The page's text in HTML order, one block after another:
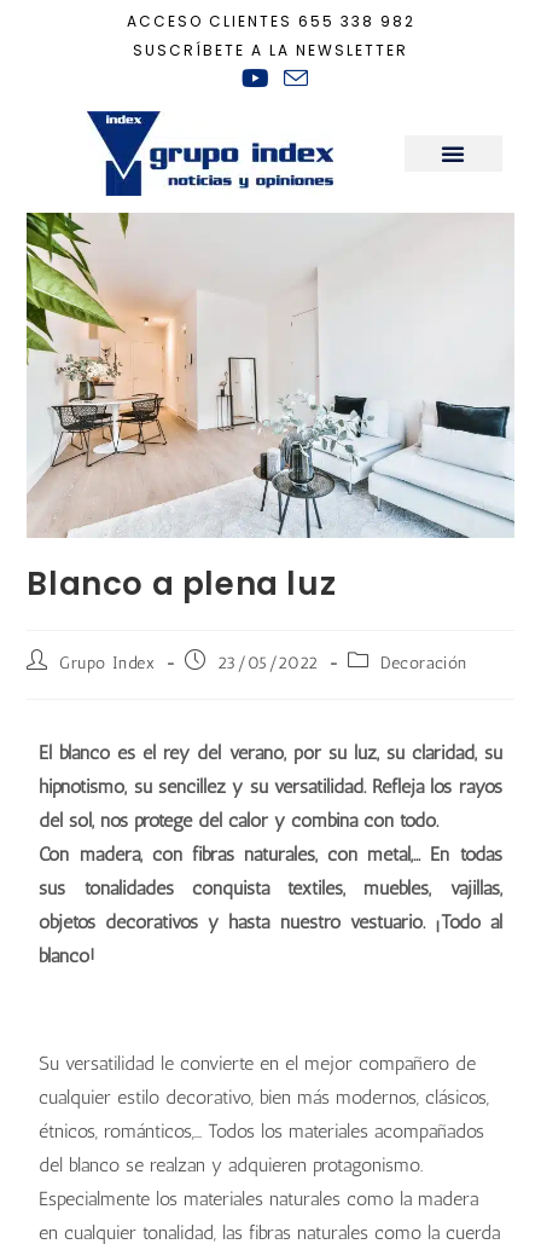
ACCESO CLIENTES 655 338 982
SUSCRÍBETE A LA NEWSLETTER
Decoración
Blanco a plena luz
Grupo Index 23/05/2022 Decoración
El blanco es el rey del verano, por su luz, su claridad, su
hipnotismo, su sencillez y su versatilidad. Refleja los rayos
del sol, nos protege del calor y combina con todo.
Con madera, con fibras naturales, con metal,... En todas
sus tonalidades conquista textiles, muebles, vajillas,
objetos decorativos y hasta nuestro vestuario. ¡Todo al
blanco!
Su versatilidad le convierte en el mejor compañero de
cualquier estilo decorativo, bien más modernos, clásicos,
étnicos, románticos,… Todos los materiales acompañados
del blanco se realzan y adquieren protagonismo.
Especialmente los materiales naturales como la madera
en cualquier tonalidad, las fibras naturales como la cuerda